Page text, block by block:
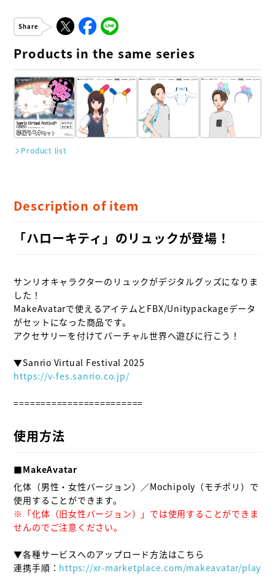
Share
Products in the same series
Product list
Description of item
「ハローキティ」のリュックが登場！
サンリオキャラクターのリュックがデジタルグッズになりま
した！
MakeAvatarで使えるアイテムとFBX/Unitypackageデータ
がセットになった商品です。
アクセサリーを付けてバーチャル世界へ遊びに行こう！
https://v-fes.sanrio.co.jp/
========================
使用方法
■MakeAvatar
化体（男性・女性バージョン）／Mochipoly（モチポリ）で
※「化体（旧女性バージョン）」では使用することができま
せんのでご注意ください。
▼各種サービスへのアップロード方法はこちら
連携手順： https://xr-marketplace.com/makeavatar/play